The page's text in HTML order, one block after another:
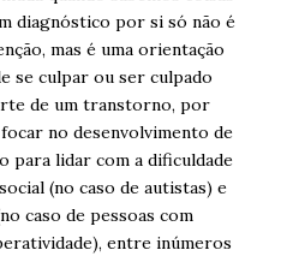
diagnóstico por si só não é
mas é uma orientação
se culpar ou ser culpado
de um transtorno, por
no desenvolvimento de
para lidar com a dificuldade
(no caso de autistas) e
caso de pessoas com
entre inúmeros